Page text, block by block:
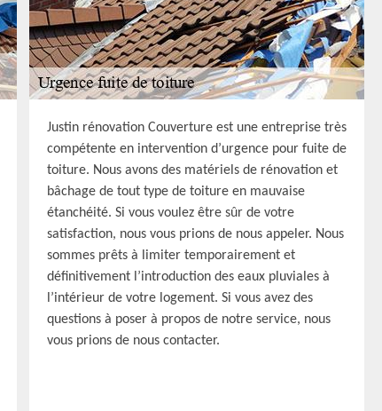
Justin rénovation Couverture est une entreprise très
compétente en intervention d’urgence pour fuite de
toiture. Nous avons des matériels de rénovation et
bâchage de tout type de toiture en mauvaise
étanchéité. Si vous voulez être sûr de votre
satisfaction, nous vous prions de nous appeler. Nous
sommes prêts à limiter temporairement et
définitivement l’introduction des eaux pluviales à
l’intérieur de votre logement. Si vous avez des
questions à poser à propos de notre service, nous
vous prions de nous contacter.